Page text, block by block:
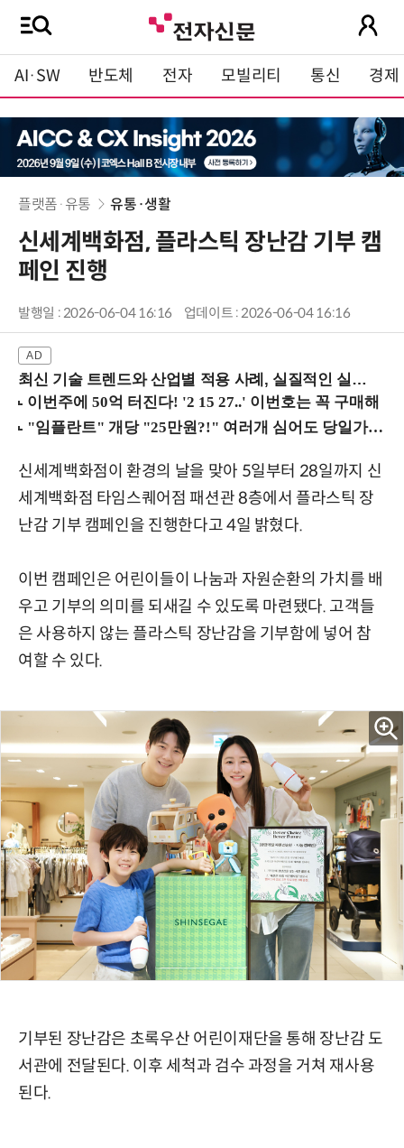
AI·SW 반도체 전자 모빌리티 통신 경제
플랫폼·유통 유통·생활
신세계백화점, 플라스틱 장난감 기부 캠
페인 진행
발행일 : 2026-06-04 16:16 업데이트 : 2026-06-04 16:16
최신 기술 트렌드와 산업별 적용 사례, 실질적인 실행 전략을 공유 (9/18 양재역)
신세계백화점이 환경의 날을 맞아 5일부터 28일까지 신
세계백화점 타임스퀘어점 패션관 8층에서 플라스틱 장
난감 기부 캠페인을 진행한다고 4일 밝혔다.
이번 캠페인은 어린이들이 나눔과 자원순환의 가치를 배
우고 기부의 의미를 되새길 수 있도록 마련됐다. 고객들
은 사용하지 않는 플라스틱 장난감을 기부함에 넣어 참
여할 수 있다.
기부된 장난감은 초록우산 어린이재단을 통해 장난감 도
서관에 전달된다. 이후 세척과 검수 과정을 거쳐 재사용
된다.